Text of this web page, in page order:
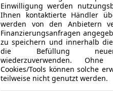
Einwilligung werden
Ihnen kontaktierte Händler
werden von den Anbietern
Finanzierungsanfragen
zu speichern und innerhalb
die Befüllung neuer
wiederzuverwenden.
Cookies/Tools können solche
teilweise nicht genutzt werden.